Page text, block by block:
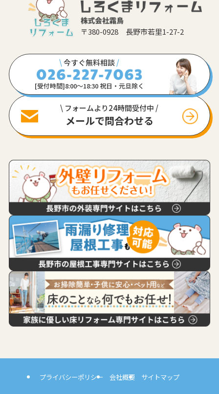
〒380-0928 長野市若里1-27-2
\今すぐ無料相談/
[受付時間]8:00〜18:30 祝日・元旦除く
\ フォームより24時間受付中 /
メールで問合わせる
プライバシーポリシー 会社概要 サイトマップ